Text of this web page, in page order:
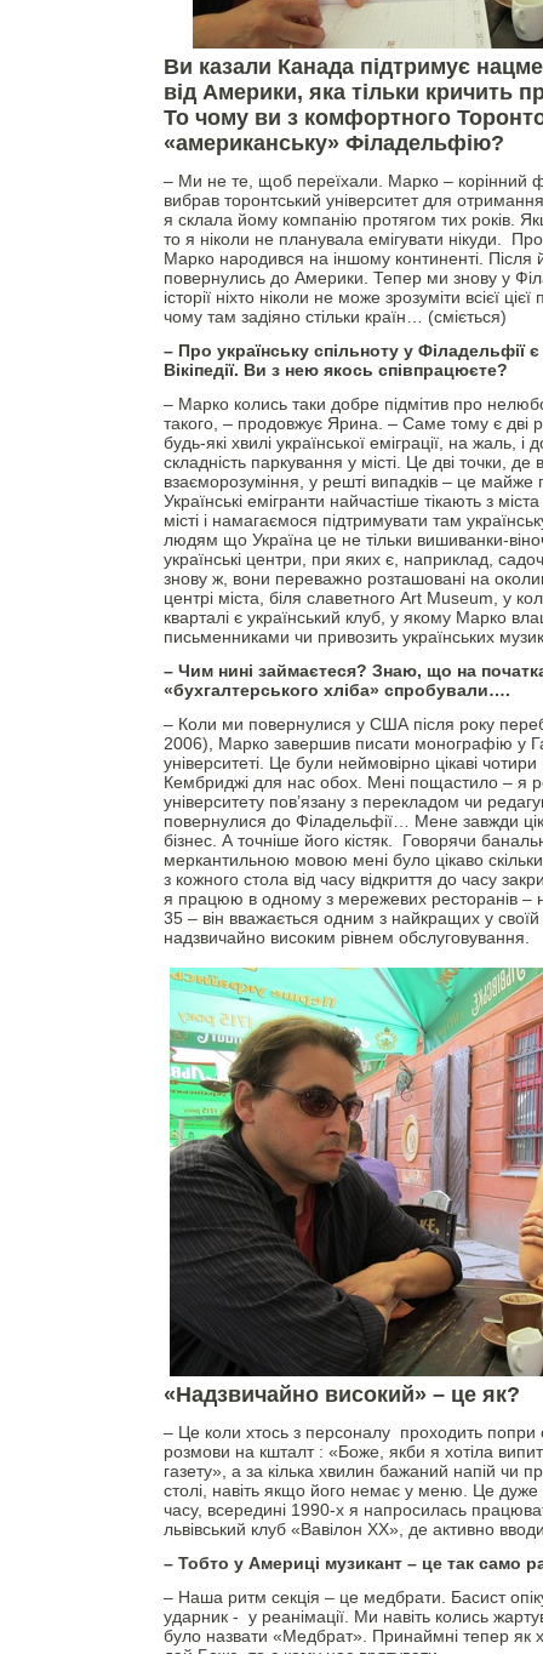
Ви казали Канада підтримує
від Америки, яка тільки кричить
То чому ви з комфортного
«американську» Філадельфію?
– Ми не те, щоб переїхали. Марко – корінний
вибрав торонтський університет для
я склала йому компанію протягом тих років.
то я ніколи не планувала емігувати нікуди.
Марко народився на іншому континенті. Після
повернулись до Америки. Тепер ми знову у
історії ніхто ніколи не може зрозуміти всієї
чому там задіяно стільки країн… (сміється)
– Про українську спільноту у Філадельфії
Вікіпедії. Ви з нею якось співпрацюєте?
– Марко колись таки добре підмітив про
такого, – продовжує Ярина. – Саме тому є дві
будь-які хвилі української еміграції, на жаль, і
складність паркування у місті. Це дві точки,
взаєморозуміння, у решті випадків – це майже
Українські емігранти найчастіше тікають з
місті і намагаємося підтримувати там
людям що Україна це не тільки вишиванки-
українські центри, при яких є, наприклад,
знову ж, вони переважно розташовані на
центрі міста, біля славетного Art Museum, у
кварталі є український клуб, у якому Марко
письменниками чи привозить українських
– Чим нині займаєтеся? Знаю, що на
«бухгалтерського хліба» спробували….
– Коли ми повернулися у США після року
2006), Марко завершив писати монографію у
університеті. Це були неймовірно цікаві
Кембриджі для нас обох. Мені пощастило – я
університету пов’язану з перекладом чи
повернулися до Філадельфії… Мене завжди
бізнес. А точніше його кістяк. Говорячи
меркантильною мовою мені було цікаво
з кожного стола від часу відкриття до часу
я працюю в одному з мережевих ресторанів –
35 – він вважається одним з найкращих у своїй
надзвичайно високим рівнем обслуговування.
«Надзвичайно високий» – це як?
– Це коли хтось з персоналу проходить попри
розмови на кшталт : «Боже, якби я хотіла
газету», а за кілька хвилин бажаний напій чи
столі, навіть якщо його немає у меню. Це дуже
часу, всередині 1990-х я напросилась
львівський клуб «Вавілон ХХ», де активно
– Тобто у Америці музикант – це так само
– Наша ритм секція – це медбрати. Басист
ударник - у реанімації. Ми навіть колись
було назвати «Медбрат». Принаймні тепер як